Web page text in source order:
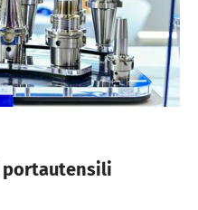
portautensili